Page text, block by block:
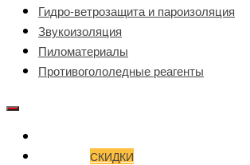
Гидро-ветрозащита и пароизоляция
Звукоизоляция
Пиломатериалы
Противогололедные реагенты
СКИДКИ